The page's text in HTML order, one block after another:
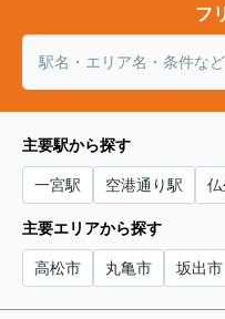
フ
主要駅から探す
一宮駅 空港通り駅
主要エリアから探す
高松市 丸亀市 坂出市